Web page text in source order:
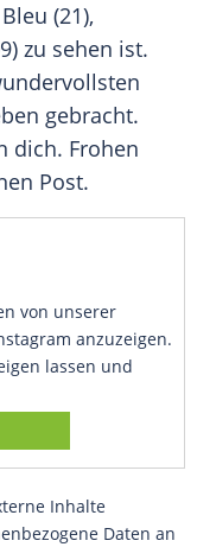
(21),
zu sehen ist.
gebracht.
dich. Frohen
Post.
von unserer
anzuzeigen.
lassen und
Inhalte
Daten an